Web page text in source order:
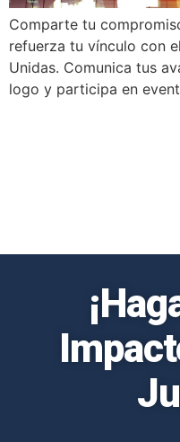
Comparte tu
refuerza tu vínculo con
Unidas. Comunica tus
logo y participa en